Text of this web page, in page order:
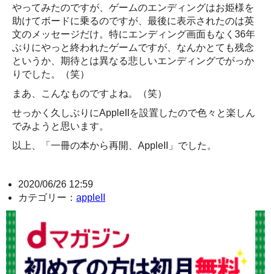
やってみたのですが、ゲームのエンディングはお姫様を
助けてボードに乗るのですが、最後に表示されたのは英
文のメッセージだけ。特にエンディング画面もなく36年
ぶりにやっと終われたゲームですが、なんかとても残念
というか、期待とは異なる悲しいエンディングでがっか
りでした。（笑）
まあ、こんなものですよね。（笑）
せっかく久しぶりにAppleIIを設置したので色々と楽しん
でみようと思います。
以上、「一冊の本から再開、AppleII」でした。
2020/06/26 12:59
カテゴリー： appleII